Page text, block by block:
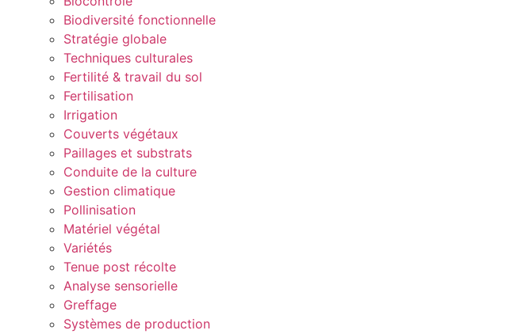
Biodiversité fonctionnelle
Stratégie globale
Techniques culturales
Fertilité & travail du sol
Fertilisation
Irrigation
Couverts végétaux
Paillages et substrats
Conduite de la culture
Gestion climatique
Pollinisation
Matériel végétal
Variétés
Tenue post récolte
Analyse sensorielle
Greffage
Systèmes de production